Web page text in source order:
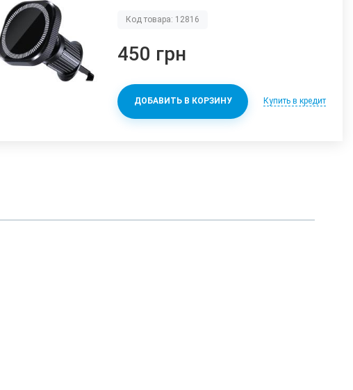
Код товара: 12816
450 грн
ДОБАВИТЬ В КОРЗИНУ Купить в кредит